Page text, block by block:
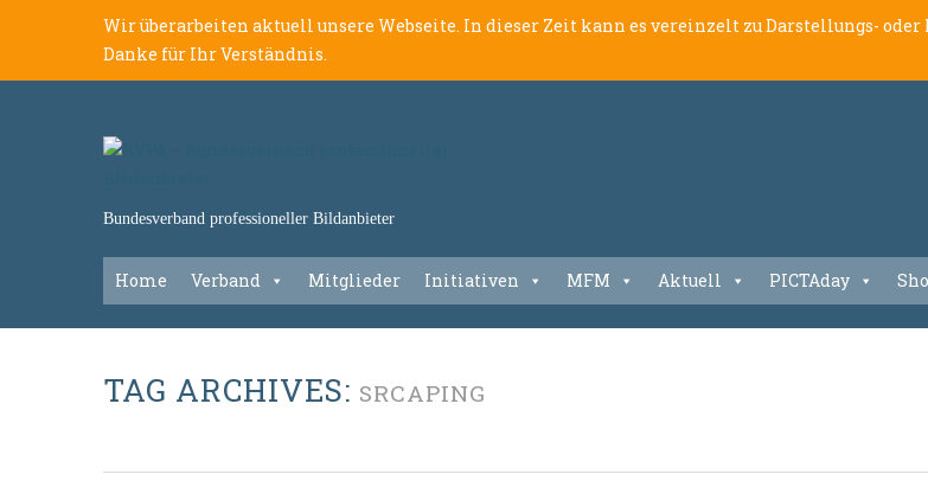
Wir überarbeiten aktuell unsere Webseite. In dieser Zeit kann es vereinzelt zu Darstellungs-
Danke für Ihr Verständnis.
Bundesverband professioneller Bildanbieter
Home Verband Mitglieder Initiativen MFM Aktuell PICTAday
TAG ARCHIVES: SRCAPING